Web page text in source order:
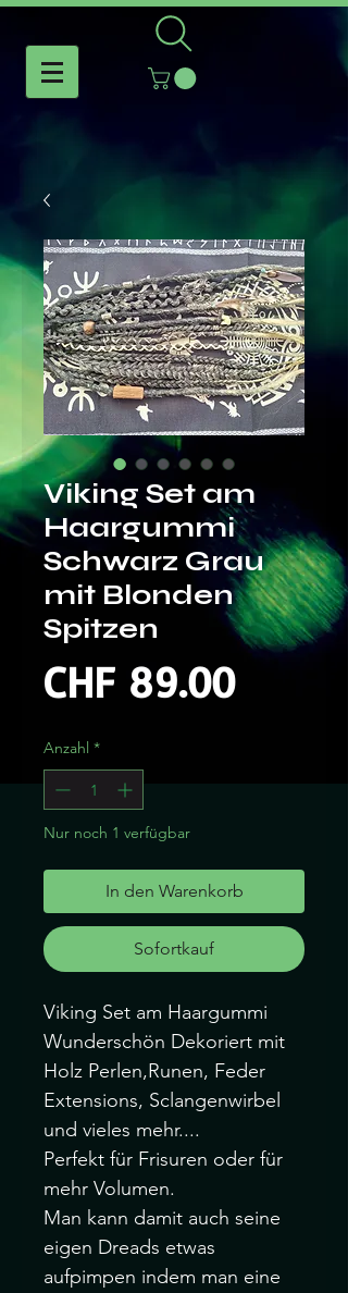
Viking Set am
Haargummi
Schwarz Grau
mit Blonden
Spitzen
CHF 89.00Preis
Anzahl *
Nur noch 1 verfügbar
In den Warenkorb
Sofortkauf
Viking Set am Haargummi
Wunderschön Dekoriert mit
Holz Perlen,Runen, Feder
Extensions, Sclangenwirbel
und vieles mehr....
Perfekt für Frisuren oder für
mehr Volumen.
Man kann damit auch seine
eigen Dreads etwas
aufpimpen indem man eine